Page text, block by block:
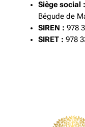
Siège social :
Bégude de
SIREN : 978
SIRET : 978